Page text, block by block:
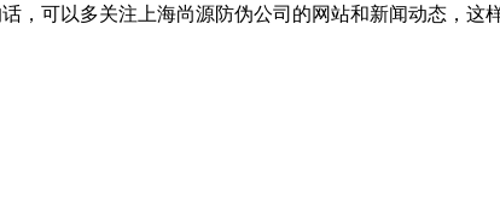
，可以多关注上海尚源防伪公司的网站和新闻动态，这